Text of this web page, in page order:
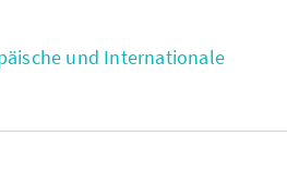
und Internationale